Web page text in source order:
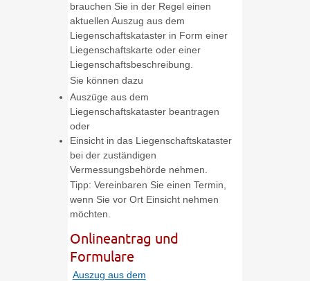
brauchen Sie in der Regel einen
aktuellen Auszug aus dem
Liegenschaftskataster in Form einer
Liegenschaftskarte oder einer
Liegenschaftsbeschreibung.
Sie können dazu
Auszüge aus dem
Liegenschaftskataster beantragen
oder
Einsicht in das Liegenschaftskataster
bei der zuständigen
Vermessungsbehörde nehmen.
Tipp: Vereinbaren Sie einen Termin,
wenn Sie vor Ort Einsicht nehmen
möchten.
Onlineantrag und
Formulare
Auszug aus dem